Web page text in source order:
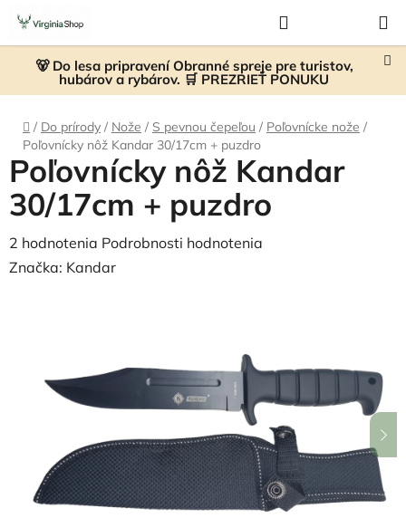
Prejsť
obsah
🐻 Do lesa pripravení Obranné spreje pre turistov,
hubárov a rybárov. 🛒 PREZRIEŤ PONUKU
KOŠÍK
Domov
/ Do prírody / Nože / S pevnou čepeľou / Poľovnícke nože /
Poľovnícky nôž Kandar 30/17cm + puzdro
Poľovnícky nôž Kandar
30/17cm + puzdro
Priemerné
hodnotenie
2 hodnotenia Podrobnosti hodnotenia
Značka: Kandar